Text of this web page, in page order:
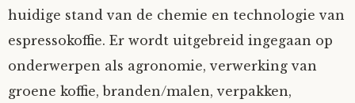
huidige stand van de chemie en technologie van
espressokoffie. Er wordt uitgebreid ingegaan op
onderwerpen als agronomie, verwerking van
groene koffie, branden/malen, verpakken,